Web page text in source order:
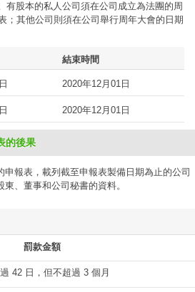
有股本的私人公司須在公司成立為法團的周
；其他公司則須在公司舉行周年大會的日期
結束時間
2020年12月01日
2020年12月01日
的後果
申報表，載列截至申報表製備日期為止的公司
、董事和公司秘書的資料。
罰款金額
42 日，但不超過 3 個月